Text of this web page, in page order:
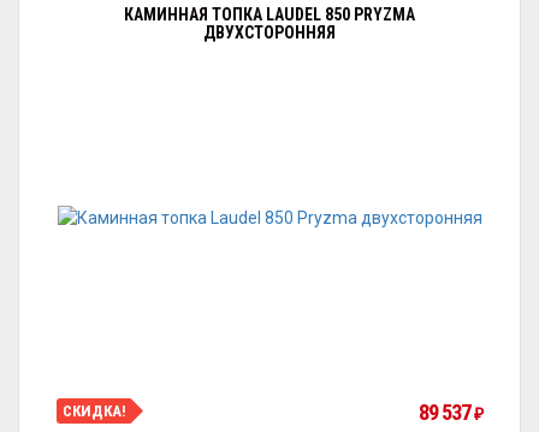
КАМИННАЯ ТОПКА LAUDEL 850 PRYZMA
ДВУХСТОРОННЯЯ
СКИДКА! 89 537 ₽